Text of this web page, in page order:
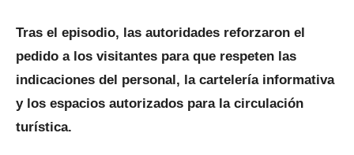
Tras el episodio, las autoridades reforzaron el
pedido a los visitantes para que respeten las
indicaciones del personal, la cartelería informativa
y los espacios autorizados para la circulación
turística.